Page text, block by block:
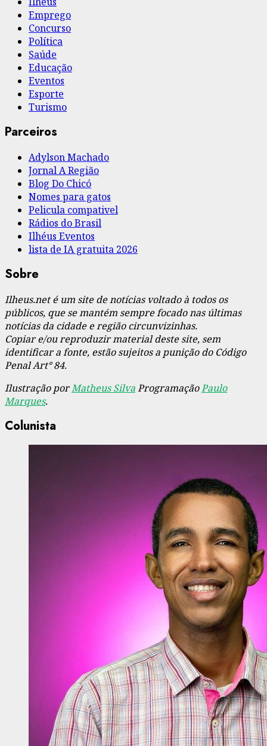
Emprego
Concurso
Política
Saúde
Educação
Eventos
Esporte
Turismo
Parceiros
Adylson Machado
Jornal A Região
Blog Do Chicó
Nomes para gatos
Pelicula compativel
Rádios do Brasil
Ilhéus Eventos
lista de IA gratuita 2026
Sobre
Ilheus.net é um site de notícias voltado à todos os
públicos, que se mantém sempre focado nas últimas
notícias da cidade e região circunvizinhas.
Copiar e/ou reproduzir material deste site, sem
identificar a fonte, estão sujeitos a punição do Código
Penal Art° 84.
Ilustração porMatheus SilvaProgramaçãoPaulo
Marques.
Colunista